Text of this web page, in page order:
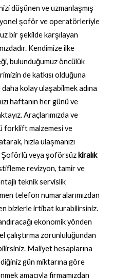
düşünen ve uzmanlaşmış
şoför ve operatörleriyle
bir şekilde karşılayan
Kendimize ilke
bulunduğumuz öncülük
de katkısı olduğuna
kolay ulaşabilmek adına
haftanın her günü ve
Araçlarımızda ve
forklift malzemesi ve
hızla ulaşmanızı
Şoförlü veya şoförsüzkiralık
revizyon, tamir ve
teknik servislik
telefon numaralarımızdan
bizlerle irtibat kurabilirsiniz.
ekonomik yönden
çalıştırma zorunluluğundan
Maliyet hesaplarına
gün miktarına göre
amacıyla firmamızdan